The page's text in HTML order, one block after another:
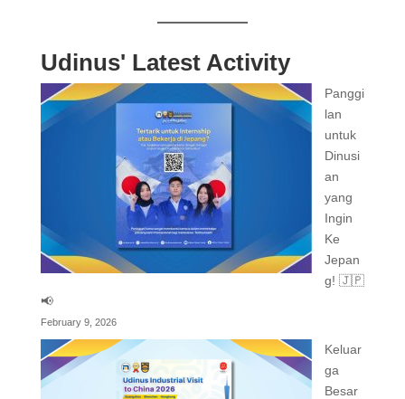
Udinus' Latest Activity
Panggi
lan
untuk
Dinusi
an
yang
Ingin
Ke
Jepan
g! 🇯🇵
📢
February 9, 2026
Keluar
ga
Besar